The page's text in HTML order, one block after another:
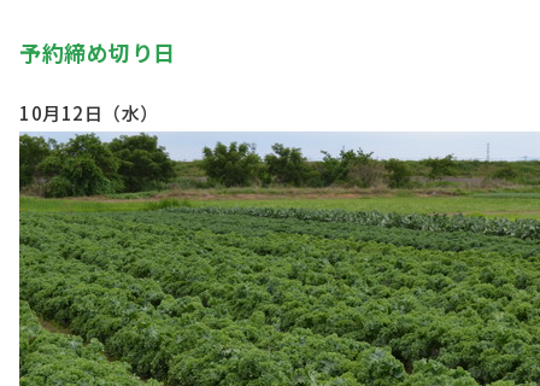
予約締め切り日
10月12日（水）